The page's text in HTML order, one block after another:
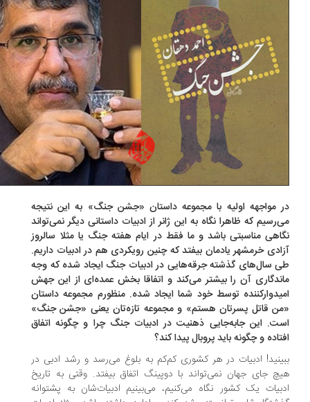
مواجهه اولیه با مجموعه داستان «جشن‌ جنگ» به این نتیجه
که ظاهرا نگاه به این ژانر از ادبیات داستانی دیگر نمی‌تواند
مناسبتی باشد و ما فقط در ایام هفته ‌جنگ یا مثلا سالروز
خرمشهر یادمان بیفتد که چنین رویکردی هم در ادبیات داریم.
سال‌های گذشته جرقه‌هایی در ادبیات جنگ ایجاد شده که وجه
آن را بیشتر می‌کند و اتفاقا بخش عمده‌ای از این جهش
توسط خود شما ایجاد شده. منظورم مجموعه داستان
قاتل پسرتان هستم» و مجموعه‌ تازه‌تان یعنی «جشن جنگ‌»
این جابه‌جایی ذهنیت در ادبیات جنگ چرا و چگونه اتفاق
و چگونه باید پروبال پیدا کند؟
ادبیات در هر کشوری کم‌کم ‌به بلوغ می‌رسد و رشد ادبی در
‌جای جهان نمی‌تواند با دوپینگ اتفاق بیفتد. وقتی به تاریخ
یک کشور نگاه می‌کنیم، می‌بینیم ادبیات‌شان به پشتوانه